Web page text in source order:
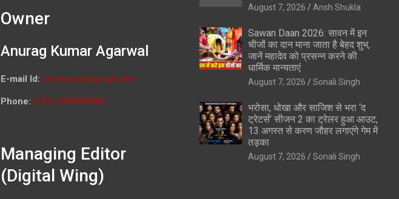
Owner
Anurag Kumar Agarwal
E-mail Id: ceo.knews@gmail.com
Phone: (+91) 7800009900
Managing Editor
(Digital Wing)
August 7, 2026 Ansh Shukla
Sawan Daan 2026: सावन में इन
चीजों का दान माना जाता है बेहद शुभ,
जानें महादेव को प्रसन्न करने की
धार्मिक मान्यताएं
August 7, 2026 Sonali Singh
भरोसा, धोखा और साजिश से भरा ‘द
ट्रेटर्स’ सीजन 2 का ट्रेलर हुआ आउट,
13 अगस्त से करण जौहर लगाएंगे गेम में
तड़का
August 7, 2026 Sonali Singh